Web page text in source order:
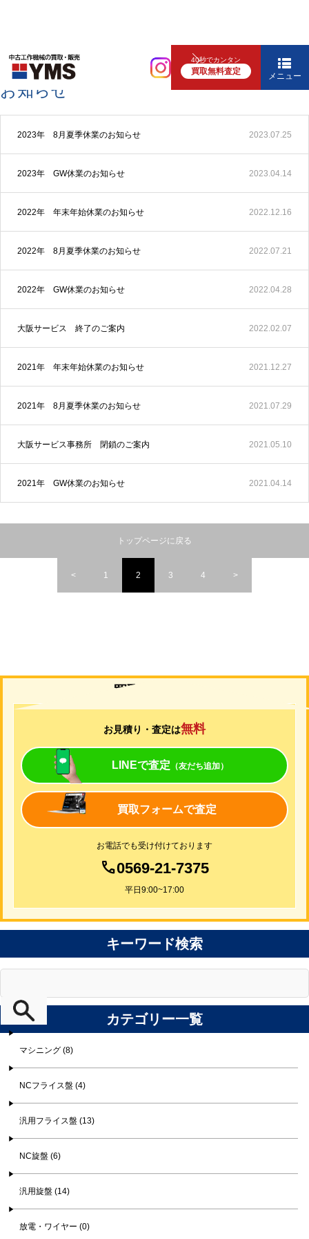
40秒でカンタン
買取無料査定 メニュー
お知らせ
お知らせ
2023年 8月夏季休業のお知らせ 2023.07.25
2023年 GW休業のお知らせ 2023.04.14
2022年 年末年始休業のお知らせ 2022.12.16
2022年 8月夏季休業のお知らせ 2022.07.21
2022年 GW休業のお知らせ 2022.04.28
大阪サービス 終了のご案内 2022.02.07
2021年 年末年始休業のお知らせ 2021.12.27
2021年 8月夏季休業のお知らせ 2021.07.29
大阪サービス事務所 閉鎖のご案内 2021.05.10
2021年 GW休業のお知らせ 2021.04.14
トップページに戻る
< 1 2 3 4 >
買取について
お見積り・査定は無料
LINEで査定 （友だち追加）
買取フォームで査定
お電話でも受け付けております
0569-21-7375
平日9:00~17:00
キーワード検索
カテゴリー一覧
マシニング (8)
NCフライス盤 (4)
汎用フライス盤 (13)
NC旋盤 (6)
汎用旋盤 (14)
放電・ワイヤー (0)